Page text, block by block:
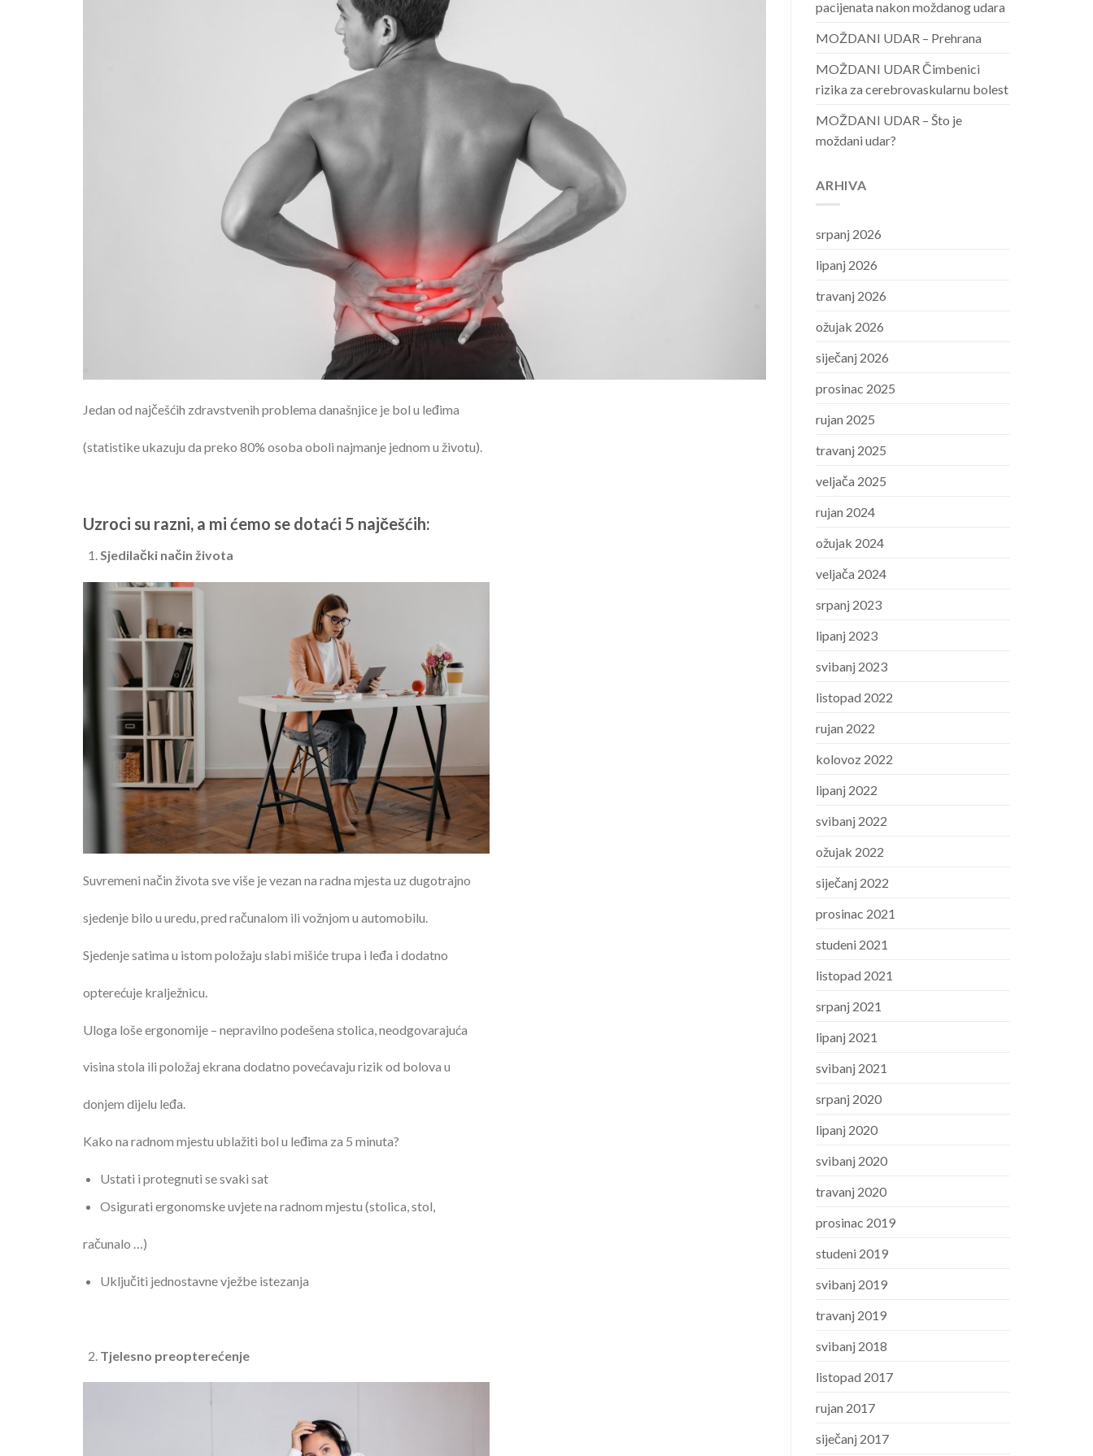
Jedan od najčešćih zdravstvenih problema današnjice je bol u leđima
(statistike ukazuju da preko 80% osoba oboli najmanje jednom u životu).
Uzroci su razni, a mi ćemo se dotaći 5 najčešćih:
Sjedilački način života
Suvremeni način života sve više je vezan na radna mjesta uz dugotrajno
sjedenje bilo u uredu, pred računalom ili vožnjom u automobilu.
Sjedenje satima u istom položaju slabi mišiće trupa i leđa i dodatno
opterećuje kralježnicu.
Uloga loše ergonomije – nepravilno podešena stolica, neodgovarajuća
visina stola ili položaj ekrana dodatno povećavaju rizik od bolova u
donjem dijelu leđa.
Kako na radnom mjestu ublažiti bol u leđima za 5 minuta?
Ustati i protegnuti se svaki sat
Osigurati ergonomske uvjete na radnom mjestu (stolica, stol,
računalo …)
Uključiti jednostavne vježbe istezanja
Tjelesno preopterećenje
pacijenata nakon moždanog udara
MOŽDANI UDAR – Prehrana
MOŽDANI UDAR Čimbenici
rizika za cerebrovaskularnu bolest
MOŽDANI UDAR – Što je
moždani udar?
ARHIVA
srpanj 2026
lipanj 2026
travanj 2026
ožujak 2026
siječanj 2026
prosinac 2025
rujan 2025
travanj 2025
veljača 2025
rujan 2024
ožujak 2024
veljača 2024
srpanj 2023
lipanj 2023
svibanj 2023
listopad 2022
rujan 2022
kolovoz 2022
lipanj 2022
svibanj 2022
ožujak 2022
siječanj 2022
prosinac 2021
studeni 2021
listopad 2021
srpanj 2021
lipanj 2021
svibanj 2021
srpanj 2020
lipanj 2020
svibanj 2020
travanj 2020
prosinac 2019
studeni 2019
svibanj 2019
travanj 2019
svibanj 2018
listopad 2017
rujan 2017
siječanj 2017